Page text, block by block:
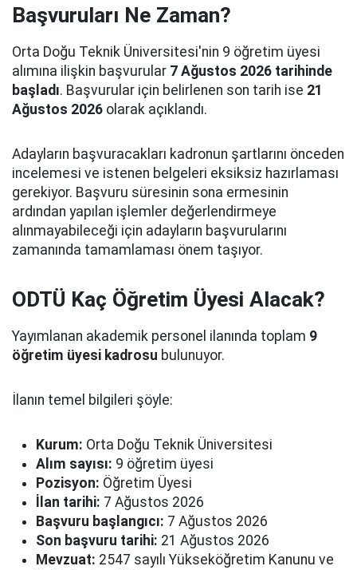
Başvuruları Ne Zaman?
Orta Doğu Teknik Üniversitesi'nin 9 öğretim üyesi
alımına ilişkin başvurular 7 Ağustos 2026 tarihinde
başladı. Başvurular için belirlenen son tarih ise 21
Ağustos 2026 olarak açıklandı.
Adayların başvuracakları kadronun şartlarını önceden
incelemesi ve istenen belgeleri eksiksiz hazırlaması
gerekiyor. Başvuru süresinin sona ermesinin
ardından yapılan işlemler değerlendirmeye
alınmayabileceği için adayların başvurularını
zamanında tamamlaması önem taşıyor.
ODTÜ Kaç Öğretim Üyesi Alacak?
Yayımlanan akademik personel ilanında toplam 9
öğretim üyesi kadrosu bulunuyor.
İlanın temel bilgileri şöyle:
Kurum: Orta Doğu Teknik Üniversitesi
Alım sayısı: 9 öğretim üyesi
Pozisyon: Öğretim Üyesi
İlan tarihi: 7 Ağustos 2026
Başvuru başlangıcı: 7 Ağustos 2026
Son başvuru tarihi: 21 Ağustos 2026
Mevzuat: 2547 sayılı Yükseköğretim Kanunu ve